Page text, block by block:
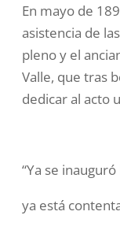
En mayo de
asistencia de
pleno y el
Valle, que tras
dedicar al acto
“Ya se
ya está